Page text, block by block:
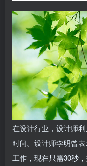
在设计行业，设计师
时间。设计师李明曾
工作，现在只需30秒